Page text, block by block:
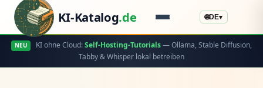
KI-Katalog.de 🌐DE▾
NEU KI ohne Cloud:Self-Hosting-Tutorials— Ollama, Stable Diffusion,
Tabby & Whisper lokal betreiben